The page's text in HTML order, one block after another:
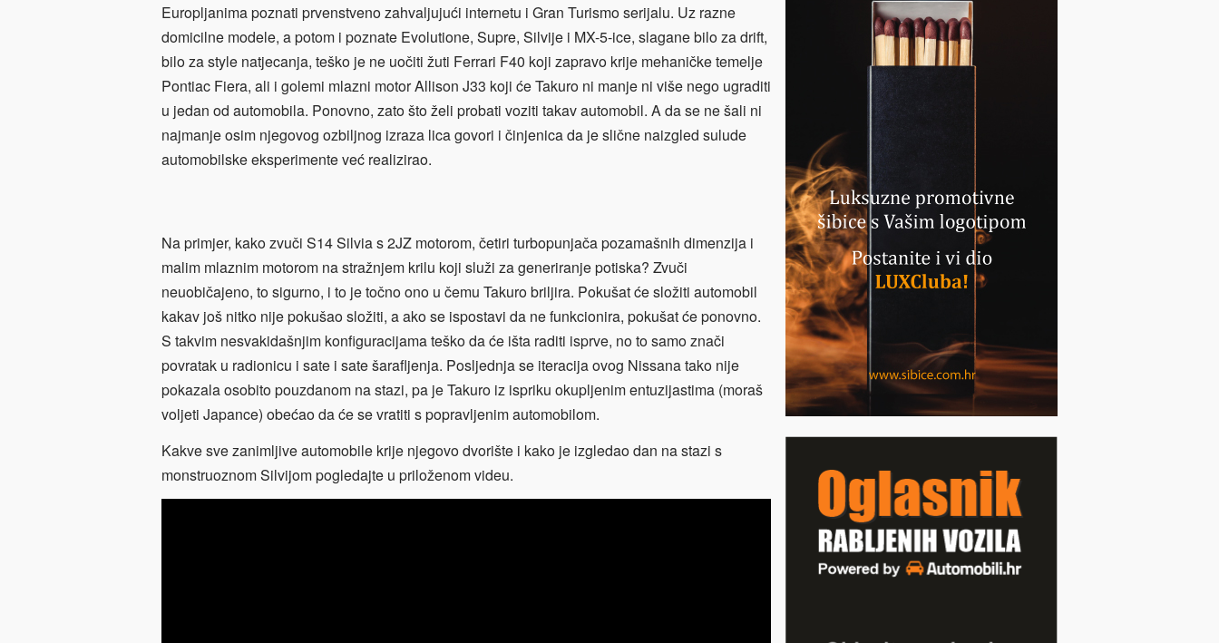
Europljanima poznati prvenstveno zahvaljujući internetu i Gran Turismo serijalu. Uz razne
domicilne modele, a potom i poznate Evolutione, Supre, Silvije i MX-5-ice, slagane bilo za drift,
bilo za style natjecanja, teško je ne uočiti žuti Ferrari F40 koji zapravo krije mehaničke temelje
Pontiac Fiera, ali i golemi mlazni motor Allison J33 koji će Takuro ni manje ni više nego ugraditi
u jedan od automobila. Ponovno, zato što želi probati voziti takav automobil. A da se ne šali ni
najmanje osim njegovog ozbiljnog izraza lica govori i činjenica da je slične naizgled sulude
automobilske eksperimente već realizirao.
Na primjer, kako zvuči S14 Silvia s 2JZ motorom, četiri turbopunjača pozamašnih dimenzija i
malim mlaznim motorom na stražnjem krilu koji služi za generiranje potiska? Zvuči
neuobičajeno, to sigurno, i to je točno ono u čemu Takuro briljira. Pokušat će složiti automobil
kakav još nitko nije pokušao složiti, a ako se ispostavi da ne funkcionira, pokušat će ponovno.
S takvim nesvakidašnjim konfiguracijama teško da će išta raditi isprve, no to samo znači
povratak u radionicu i sate i sate šarafljenja. Posljednja se iteracija ovog Nissana tako nije
pokazala osobito pouzdanom na stazi, pa je Takuro iz ispriku okupljenim entuzijastima (moraš
voljeti Japance) obećao da će se vratiti s popravljenim automobilom.
Kakve sve zanimljive automobile krije njegovo dvorište i kako je izgledao dan na stazi s
monstruoznom Silvijom pogledajte u priloženom videu.